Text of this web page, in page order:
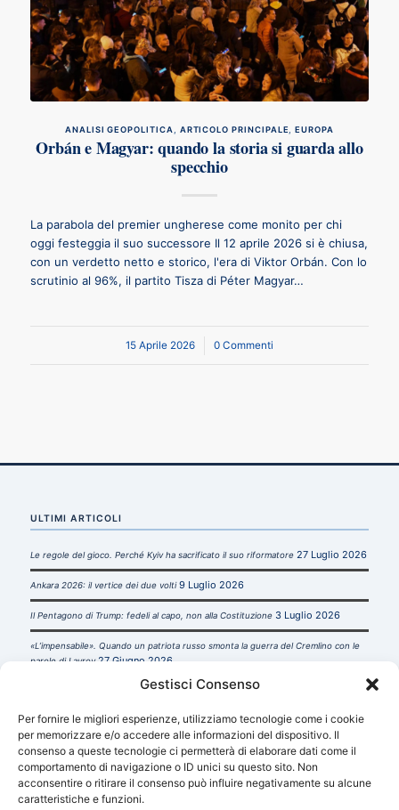
Gestisci Consenso
Per fornire le migliori esperienze, utilizziamo tecnologie come i cookie
per memorizzare e/o accedere alle informazioni del dispositivo. Il
consenso a queste tecnologie ci permetterà di elaborare dati come il
comportamento di navigazione o ID unici su questo sito. Non
acconsentire o ritirare il consenso può influire negativamente su alcune
caratteristiche e funzioni.
ANALISI GEOPOLITICA ARTICOLO PRINCIPALE ,EUROPA
Orbán e Magyar: quando la storia si guarda allo
specchio
La parabola del premier ungherese come monito per chi
oggi festeggia il suo successore Il 12 aprile 2026 si è chiusa,
con un verdetto netto e storico, l'era di Viktor Orbán. Con lo
scrutinio al 96%, il partito Tisza di Péter Magyar…
15 Aprile 2026
/ 0 Commenti
ULTIMI ARTICOLI
Le regole del gioco. Perché Kyiv ha sacrificato il suo riformatore 27 Luglio 2026
Ankara 2026: il vertice dei due volti 9 Luglio 2026
Il Pentagono di Trump: fedeli al capo, non alla Costituzione 3 Luglio 2026
«L’impensabile». Quando un patriota russo smonta la guerra del Cremlino con le
parole di Lavrov 27 Giugno 2026
TrophyLab: quando i trofei di guerra diventano conoscenza strategica
INFORMAZIONI UTILI